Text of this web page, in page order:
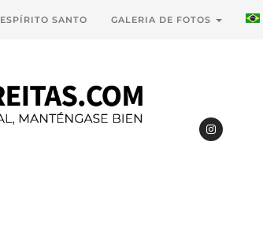
ESPÍRITO SANTO GALERIA DE FOTOS